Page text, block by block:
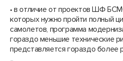
• в отличие от проектов ШФ
которых нужно пройти полный
самолетов, программа
гораздо меньшие технические
представляется гораздо более